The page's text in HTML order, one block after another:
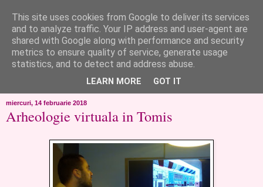
like ?...or not!
..de toate!!!!!..alandala...cum imi trec prin minte..si cum am
chef..incercate pe pielea mea..
miercuri, 14 februarie 2018
Arheologie virtuala in Tomis
This site uses cookies from Google to deliver its services
and to analyze traffic. Your IP address and user-agent are
shared with Google along with performance and security
metrics to ensure quality of service, generate usage
statistics, and to detect and address abuse.
LEARN MORE GOT IT